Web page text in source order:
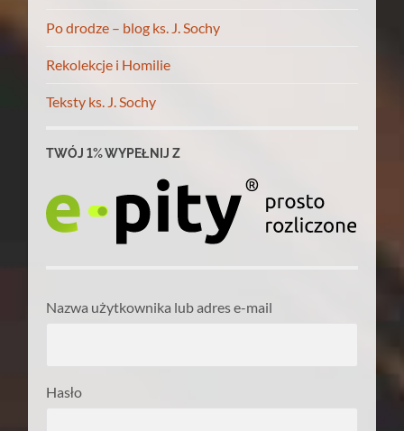
Po drodze – blog ks. J. Sochy
Rekolekcje i Homilie
Teksty ks. J. Sochy
TWÓJ 1% WYPEŁNIJ Z
Nazwa użytkownika lub adres e-mail
Hasło